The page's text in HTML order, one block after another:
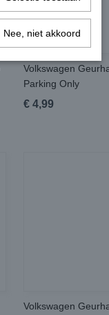
Volkswagen
Parking Only
€ 4,99
Volkswagen
Nee, niet akkoord